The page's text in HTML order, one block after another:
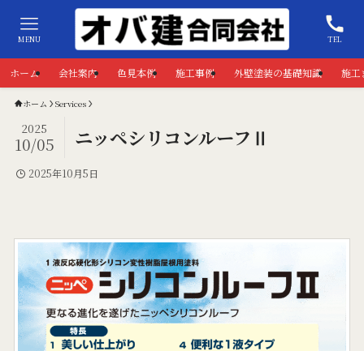
TEL
MENU
ホーム 会社案内 色見本例 施工事例 外壁塗装の基礎知識 施工
ホーム Services
ニッペシリコンルーフⅡ
2025
10/05
2025年10月5日